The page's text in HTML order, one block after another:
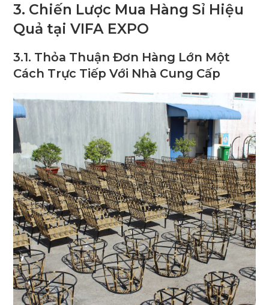
3. Chiến Lược Mua Hàng Sỉ Hiệu
Quả tại VIFA EXPO
3.1. Thỏa Thuận Đơn Hàng Lớn Một
Cách Trực Tiếp Với Nhà Cung Cấp